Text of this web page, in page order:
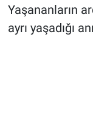
Yaşananların
ayrı yaşadığı